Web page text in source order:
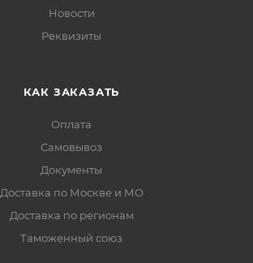
Новости
Реквизиты
КАК ЗАКАЗАТЬ
Оплата
Самовывоз
Документы
Доставка по Москве и МО
Доставка по регионам
Таможенный союз